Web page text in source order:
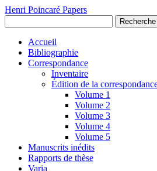
Henri Poincaré Papers
Recherche
Accueil
Bibliographie
Correspondance
Inventaire
Édition de la
Volume 1
Volume 2
Volume 3
Volume 4
Volume 5
Manuscrits inédits
Rapports de thèse
Varia